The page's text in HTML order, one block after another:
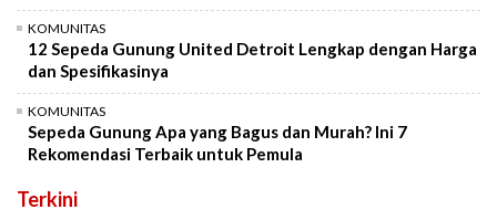
KOMUNITAS
12 Sepeda Gunung United Detroit Lengkap dengan Harga
dan Spesifikasinya
KOMUNITAS
Sepeda Gunung Apa yang Bagus dan Murah? Ini 7
Rekomendasi Terbaik untuk Pemula
Terkini